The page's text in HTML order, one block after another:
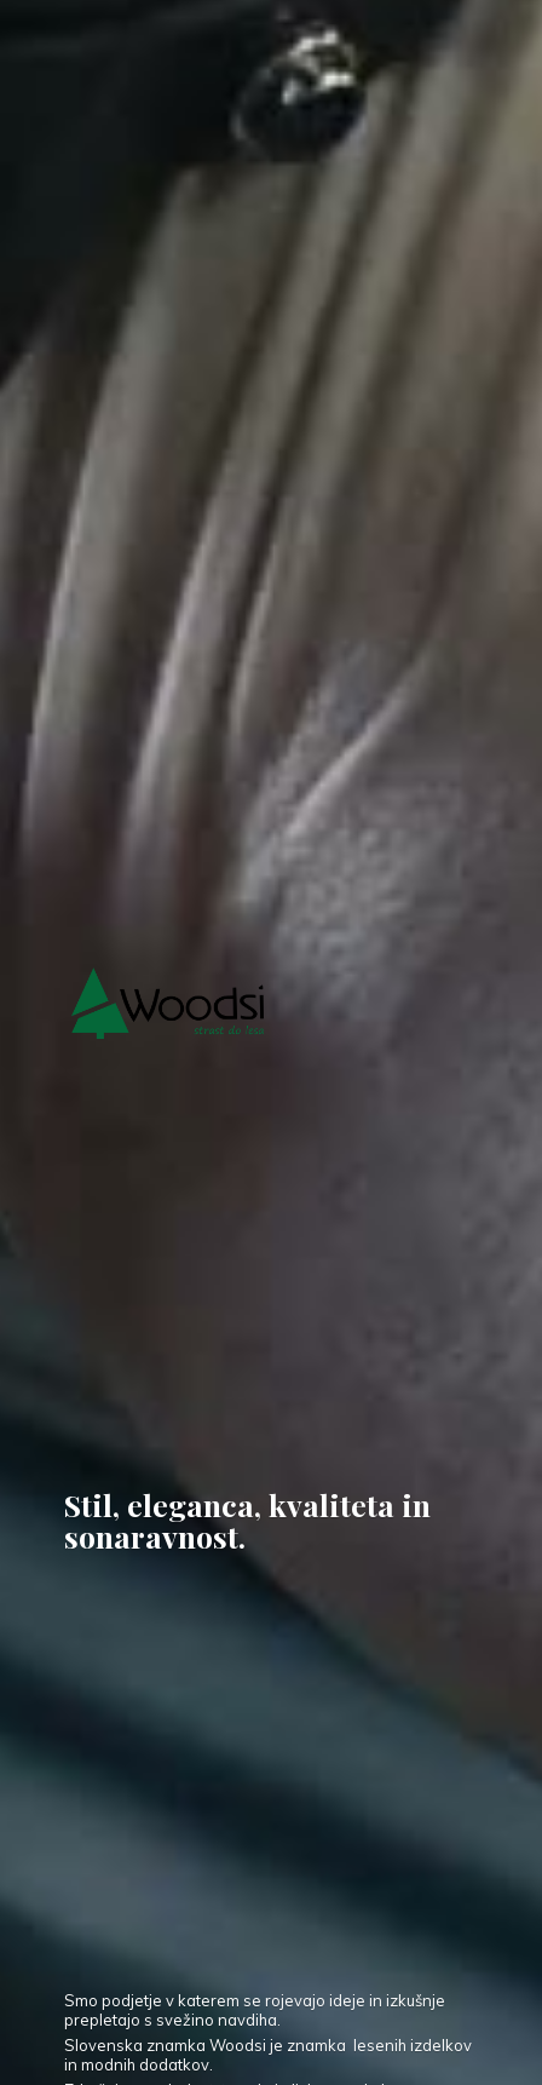
Stil, eleganca, kvaliteta in
sonaravnost.
Smo podjetje v katerem se rojevajo ideje in izkušnje
prepletajo s svežino navdiha.
Slovenska znamka Woodsi je znamka lesenih izdelkov
in modnih dodatkov.